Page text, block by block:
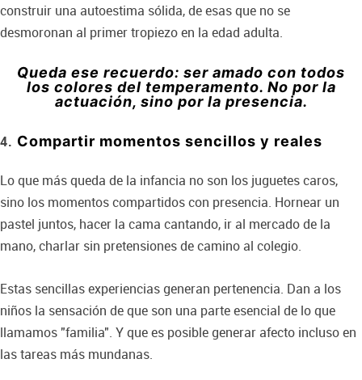
construir una autoestima sólida, de esas que no se
desmoronan al primer tropiezo en la edad adulta.
Queda ese recuerdo: ser amado con todos
los colores del temperamento. No por la
actuación, sino por la presencia.
Compartir momentos sencillos y reales
Lo que más queda de la infancia no son los juguetes caros,
sino los momentos compartidos con presencia. Hornear un
pastel juntos, hacer la cama cantando, ir al mercado de la
mano, charlar sin pretensiones de camino al colegio.
Estas sencillas experiencias generan pertenencia. Dan a los
niños la sensación de que son una parte esencial de lo que
llamamos "familia". Y que es posible generar afecto incluso en
las tareas más mundanas.